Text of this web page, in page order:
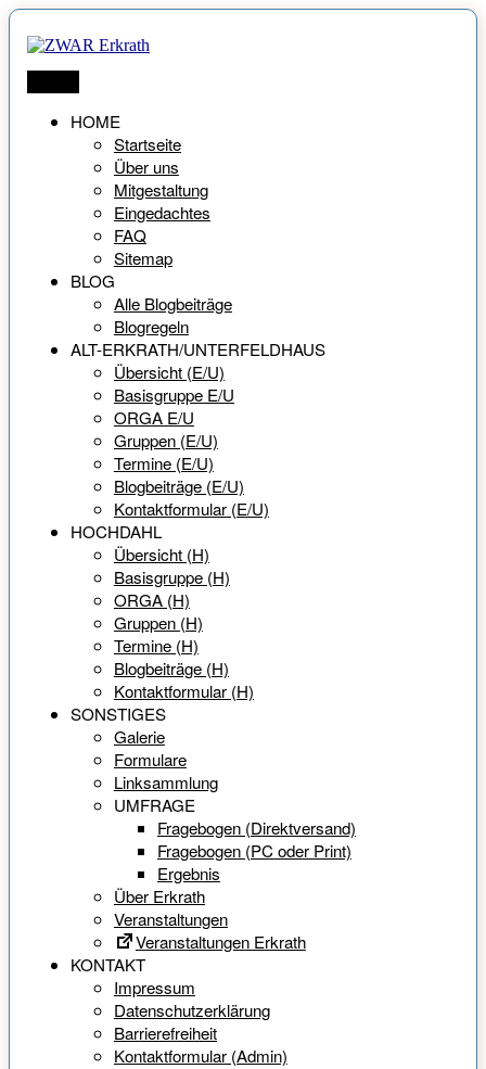
Zum
Inhalt
springen
HOME
Startseite
Über uns
Mitgestaltung
Eingedachtes
FAQ
Sitemap
BLOG
Alle Blogbeiträge
Blogregeln
ALT-ERKRATH/UNTERFELDHAUS
Übersicht (E/U)
Basisgruppe E/U
ORGA E/U
Gruppen (E/U)
Termine (E/U)
Blogbeiträge (E/U)
Kontaktformular (E/U)
HOCHDAHL
Übersicht (H)
Basisgruppe (H)
ORGA (H)
Gruppen (H)
Termine (H)
Blogbeiträge (H)
Kontaktformular (H)
SONSTIGES
Galerie
Formulare
Linksammlung
UMFRAGE
Fragebogen (Direktversand)
Fragebogen (PC oder Print)
Ergebnis
Über Erkrath
Veranstaltungen
Veranstaltungen Erkrath
KONTAKT
Impressum
Datenschutzerklärung
Barrierefreiheit
Kontaktformular (Admin)